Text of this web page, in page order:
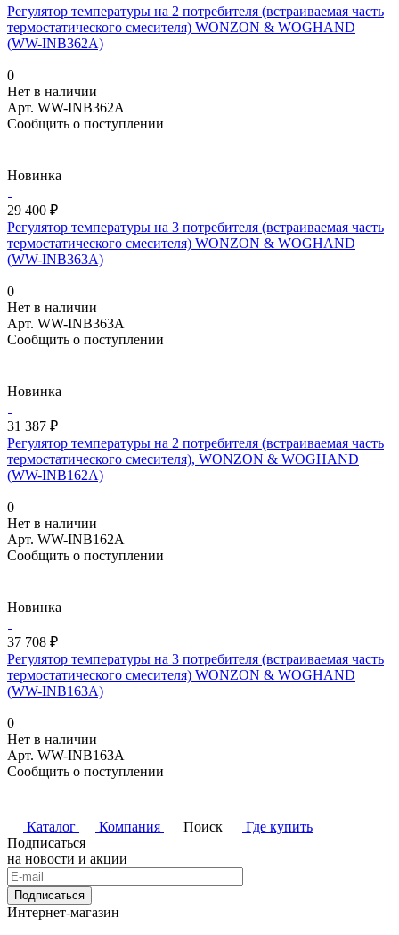
Регулятор температуры на 2 потребителя (встраиваемая часть
термостатического смесителя) WONZON & WOGHAND
(WW-INB362A)
0
Нет в наличии
Арт. WW-INB362A
Сообщить о поступлении
Новинка
29 400 ₽
Регулятор температуры на 3 потребителя (встраиваемая часть
термостатического смесителя) WONZON & WOGHAND
(WW-INB363A)
0
Нет в наличии
Арт. WW-INB363A
Сообщить о поступлении
Новинка
31 387 ₽
Регулятор температуры на 2 потребителя (встраиваемая часть
термостатического смесителя), WONZON & WOGHAND
(WW-INB162A)
0
Нет в наличии
Арт. WW-INB162A
Сообщить о поступлении
Новинка
37 708 ₽
Регулятор температуры на 3 потребителя (встраиваемая часть
термостатического смесителя) WONZON & WOGHAND
(WW-INB163A)
0
Нет в наличии
Арт. WW-INB163A
Сообщить о поступлении
Каталог Компания Поиск
Где купить
Подписаться
на новости и акции
Подписаться
Интернет-магазин